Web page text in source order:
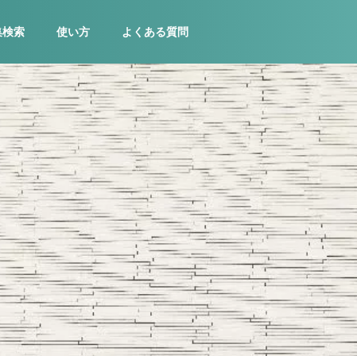
検索 使い方 よくある質問